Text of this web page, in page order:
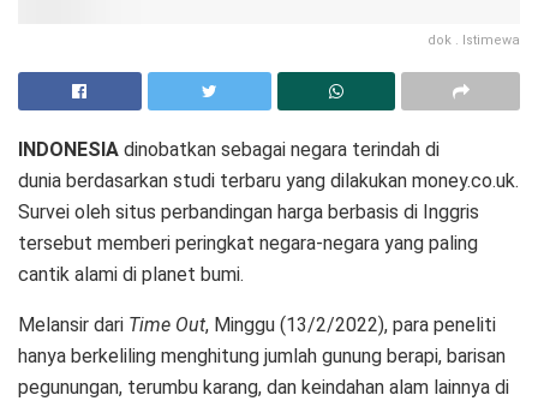
dok . Istimewa
INDONESIA dinobatkan sebagai negara terindah di
dunia berdasarkan studi terbaru yang dilakukan money.co.uk.
Survei oleh situs perbandingan harga berbasis di Inggris
tersebut memberi peringkat negara-negara yang paling
cantik alami di planet bumi.
Melansir dari Time Out, Minggu (13/2/2022), para peneliti
hanya berkeliling menghitung jumlah gunung berapi, barisan
pegunungan, terumbu karang, dan keindahan alam lainnya di